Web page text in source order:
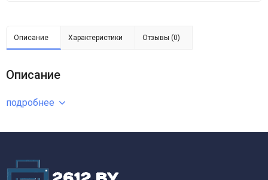
Описание Характеристики Отзывы (0)
Описание
подробнее